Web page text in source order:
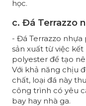
học.
c. Đá Terrazzo
- Đá Terrazzo nhựa
sản xuất từ việc
polyester để tạo
Với khả năng chịu
chất, loại đá này
công trình có yêu
bay hay nhà ga.